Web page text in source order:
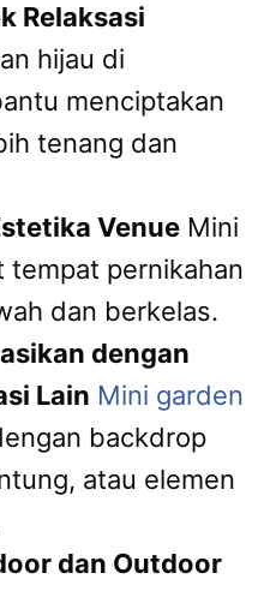
Relaksasi
hijau di
menciptakan
tenang dan
Venue Mini
tempat pernikahan
dan berkelas.
dengan
Lain Mini garden
backdrop
atau elemen
dan Outdoor